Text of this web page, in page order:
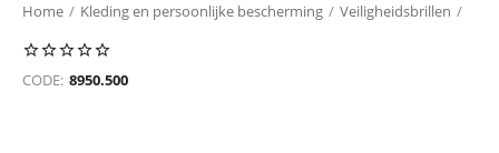
Home / Kleding en persoonlijke bescherming / Veiligheidsbrillen /
CODE: 8950.500